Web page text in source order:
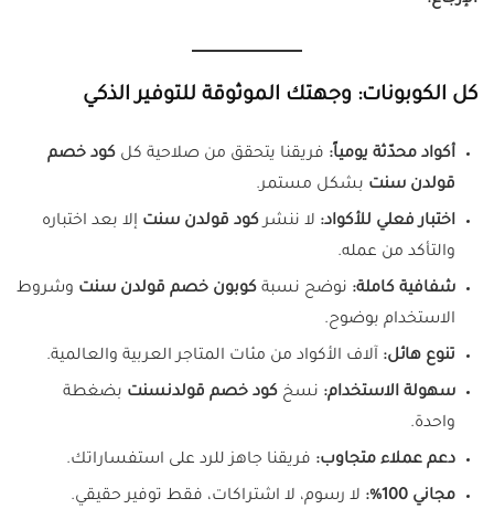
كل الكوبونات: وجهتك الموثوقة للتوفير الذكي
أكواد محدّثة يومياً: فريقنا يتحقق من صلاحية كل كود خصم
قولدن سنت بشكل مستمر.
اختبار فعلي للأكواد: لا ننشركود قولدن سنت إلا بعد اختباره
والتأكد من عمله.
شفافية كاملة: نوضح نسبة كوبون خصم قولدن سنت وشروط
الاستخدام بوضوح.
تنوع هائل: آلاف الأكواد من مئات المتاجر العربية والعالمية.
سهولة الاستخدام: نسخ كود خصم قولدنسنت بضغطة
واحدة.
دعم عملاء متجاوب: فريقنا جاهز للرد على استفساراتك.
مجاني 100%: لا رسوم، لا اشتراكات، فقط توفير حقيقي.